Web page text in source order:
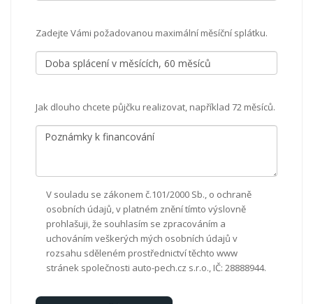
Zadejte Vámi požadovanou maximální měsíční splátku.
Jak dlouho chcete půjčku realizovat, například 72 měsíců.
V souladu se zákonem č.101/2000 Sb., o ochraně
osobních údajů, v platném znění tímto výslovně
prohlašuji, že souhlasím se zpracováním a
uchováním veškerých mých osobních údajů v
rozsahu sděleném prostřednictví těchto www
stránek společnosti auto-pech.cz s.r.o., IČ: 28888944.